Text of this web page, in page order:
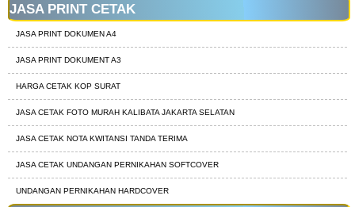
JASA PRINT CETAK
JASA PRINT DOKUMEN A4
JASA PRINT DOKUMENT A3
HARGA CETAK KOP SURAT
JASA CETAK FOTO MURAH KALIBATA JAKARTA SELATAN
JASA CETAK NOTA KWITANSI TANDA TERIMA
JASA CETAK UNDANGAN PERNIKAHAN SOFTCOVER
UNDANGAN PERNIKAHAN HARDCOVER